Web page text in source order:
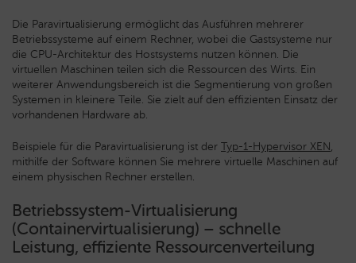
Die Paravirtualisierung ermöglicht das Ausführen mehrerer
Betriebssysteme auf einem Rechner, wobei die Gastsysteme nur
die CPU-Architektur des Hostsystems nutzen können. Die
virtuellen Maschinen teilen sich die Ressourcen des Wirts. Ein
weiterer Anwendungsbereich ist die Segmentierung von großen
Systemen in kleinere Teile. Sie zielt auf den effizienten Einsatz der
vorhandenen Hardware ab.
Beispiele für die Paravirtualisierung ist der Typ-1-Hypervisor XEN,
mithilfe der Software können Sie mehrere virtuelle Maschinen auf
einem physischen Rechner erstellen.
Betriebssystem-Virtualisierung
(Containervirtualisierung) – schnelle
Leistung, effiziente Ressourcenverteilung